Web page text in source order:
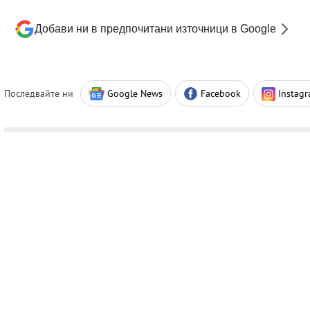
Добави ни в предпочитани източници в Google
Последвайте ни Google News Facebook